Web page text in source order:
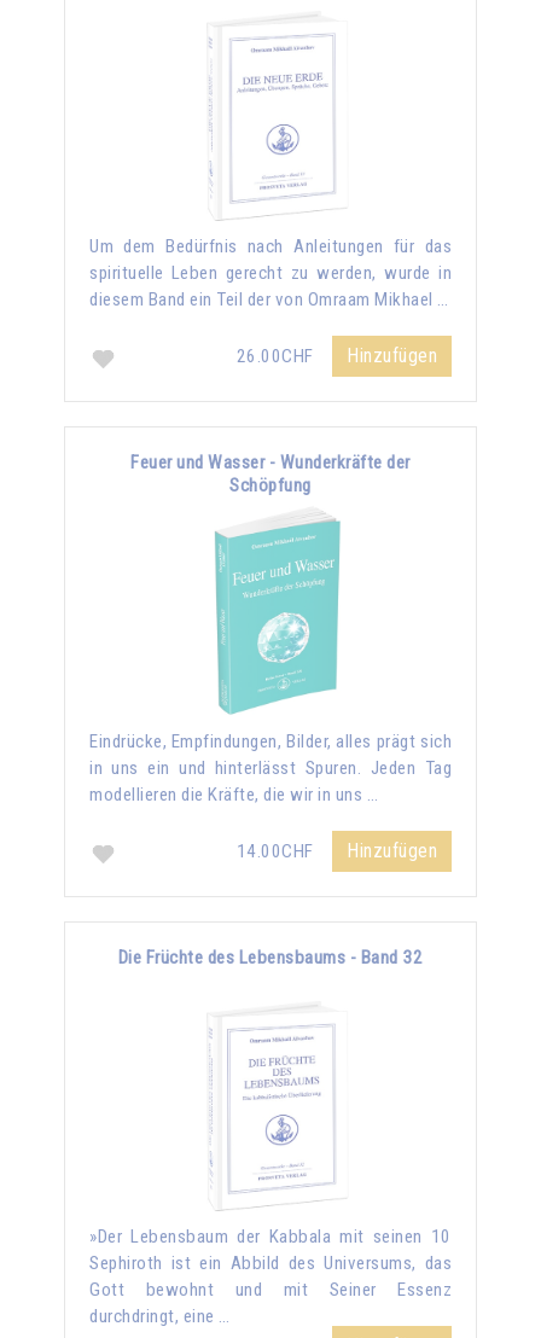
Um dem Bedürfnis nach Anleitungen für das
spirituelle Leben gerecht zu werden, wurde in
diesem Band ein Teil der von Omraam Mikhael …
26.00CHF Hinzufügen
Feuer und Wasser - Wunderkräfte der
Schöpfung
Eindrücke, Empfindungen, Bilder, alles prägt sich
in uns ein und hinterlässt Spuren. Jeden Tag
modellieren die Kräfte, die wir in uns …
14.00CHF Hinzufügen
Die Früchte des Lebensbaums - Band 32
»Der Lebensbaum der Kabbala mit seinen 10
Sephiroth ist ein Abbild des Universums, das
Gott bewohnt und mit Seiner Essenz
durchdringt, eine …